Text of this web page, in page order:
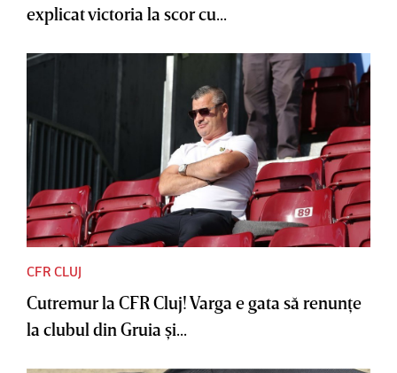
explicat victoria la scor cu...
CFR CLUJ
Cutremur la CFR Cluj! Varga e gata să renunţe
la clubul din Gruia şi...